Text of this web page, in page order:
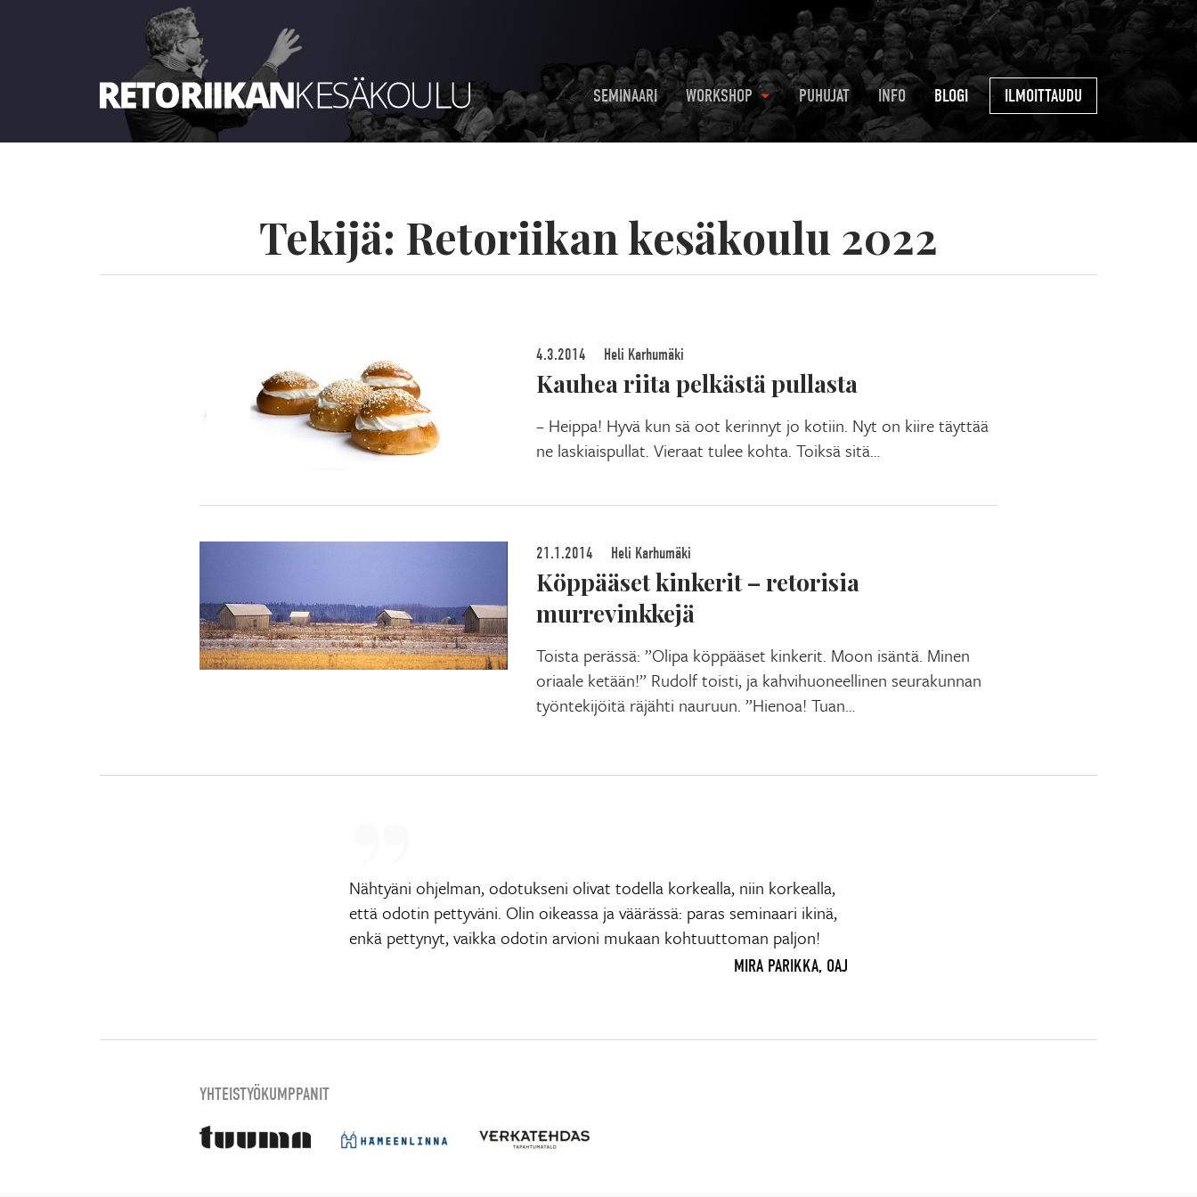
SEMINAARI WORKSHOP PUHUJAT INFO BLOGI ILMOITTAUDU
Tekijä: Retoriikan kesäkoulu 2022
4.3.2014 Heli Karhumäki
Kauhea riita pelkästä pullasta
– Heippa! Hyvä kun sä oot kerinnyt jo kotiin. Nyt on kiire täyttää
ne laskiaispullat. Vieraat tulee kohta. Toiksä sitä…
21.1.2014 Heli Karhumäki
Köppääset kinkerit – retorisia
murrevinkkejä
Toista perässä: ”Olipa köppääset kinkerit. Moon isäntä. Minen
oriaale ketään!” Rudolf toisti, ja kahvihuoneellinen seurakunnan
työntekijöitä räjähti nauruun. ”Hienoa! Tuan…
Nähtyäni ohjelman, odotukseni olivat todella korkealla, niin korkealla,
että odotin pettyväni. Olin oikeassa ja väärässä: paras seminaari ikinä,
enkä pettynyt, vaikka odotin arvioni mukaan kohtuuttoman paljon!
MIRA PARIKKA, OAJ
YHTEISTYÖKUMPPANIT